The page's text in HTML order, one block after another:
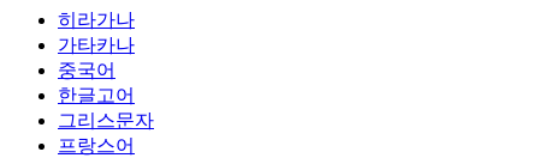
히라가나
가타카나
중국어
한글고어
그리스문자
프랑스어